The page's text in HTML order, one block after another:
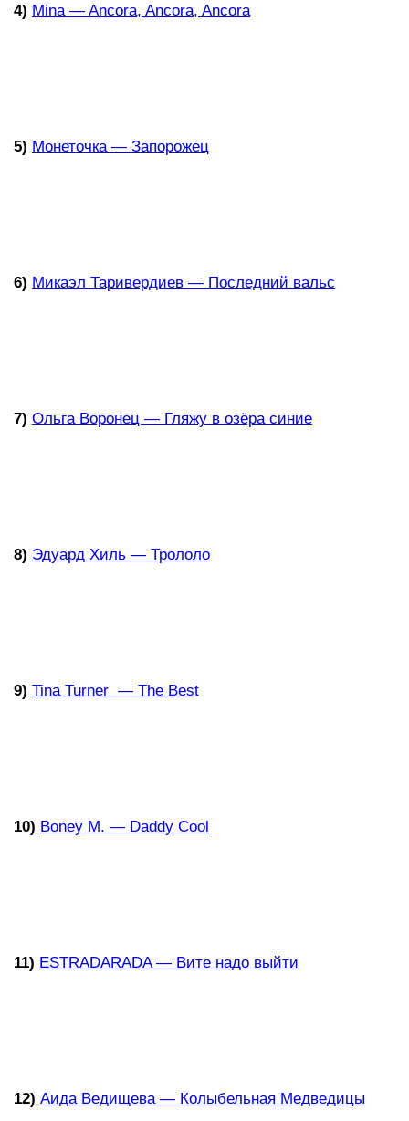
4) Mina — Ancora, Ancora, Ancora
5) Монеточка — Запорожец
6) Микаэл Таривердиев — Последний вальс
7) Ольга Воронец — Гляжу в озёра синие
8) Эдуард Хиль — Трололо
9) Tina Turner — The Best
10) Boney M. — Daddy Cool
11) ESTRADARADA — Вите надо выйти
12) Аида Ведищева — Колыбельная Медведицы